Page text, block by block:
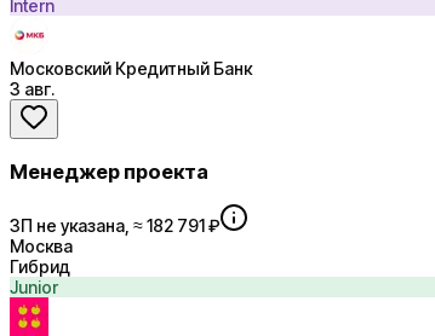
Intern
Московский Кредитный Банк
3 авг.
Менеджер проекта
ЗП не указана, ≈ 182 791 ₽
Москва
Гибрид
Junior